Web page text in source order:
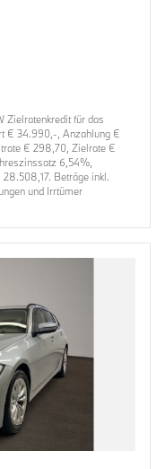
Zielratenkredit für das
€ 34.990,-, Anzahlung €
€ 298,70, Zielrate €
6,54%,
Beträge inkl.
und Irrtümer